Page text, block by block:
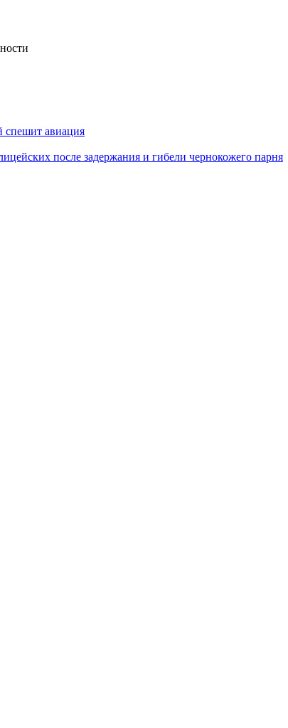
спешит авиация
после задержания и гибели чернокожего парня